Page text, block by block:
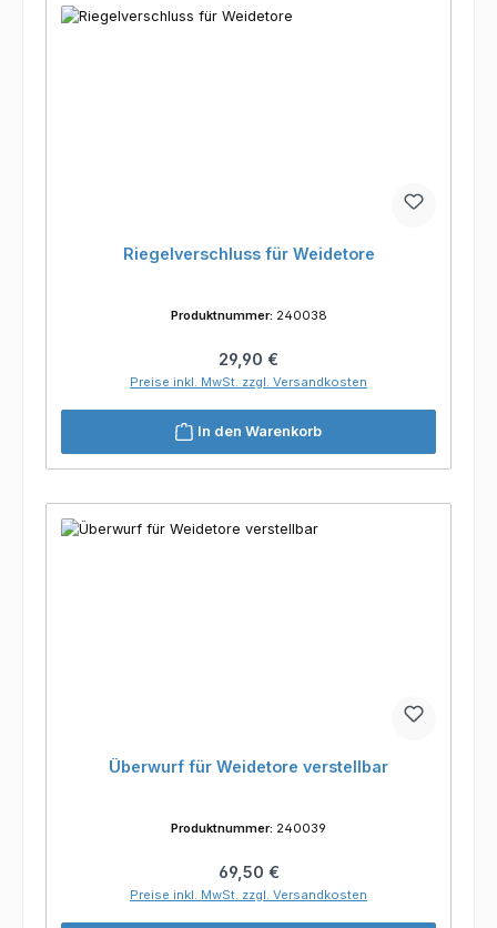
Riegelverschluss für Weidetore
Produktnummer: 240038
Regulärer Preis:
29,90 €
Preise inkl. MwSt. zzgl. Versandkosten
In den Warenkorb
Überwurf für Weidetore verstellbar
Produktnummer: 240039
Regulärer Preis:
69,50 €
Preise inkl. MwSt. zzgl. Versandkosten